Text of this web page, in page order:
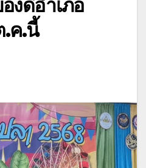
งดีอำเภอ
.ค.นี้